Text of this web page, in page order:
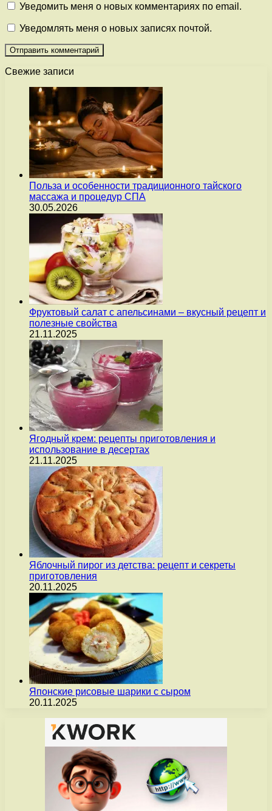
Уведомить меня о новых комментариях по email.
Уведомлять меня о новых записях почтой.
Свежие записи
Польза и особенности традиционного тайского
массажа и процедур СПА
30.05.2026
Фруктовый салат с апельсинами – вкусный рецепт и
полезные свойства
21.11.2025
Ягодный крем: рецепты приготовления и
использование в десертах
21.11.2025
Яблочный пирог из детства: рецепт и секреты
приготовления
20.11.2025
Японские рисовые шарики с сыром
20.11.2025